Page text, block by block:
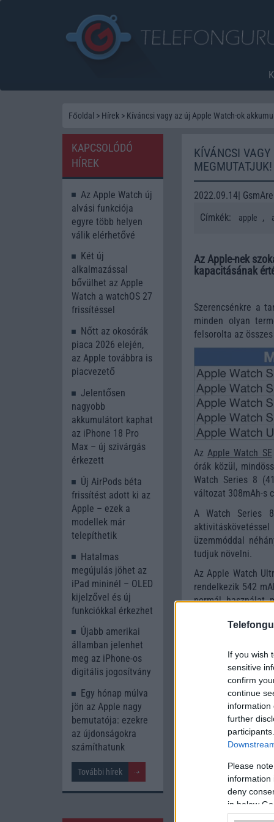
If you wish
sensitive
confirm
continue
information
further
Please
information
deny
in below
Főoldal > Hírek > Kíváncsi vagy az új Apple Watch-ok
KÍVÁNCSI
MEGMUTATJUK!
2022.09.14|
Címkék:
apple ,
Az Apple-nek
kapacitásának
Szerencsénkre a
minden olyan
felsorolta az
AzApple Watch SE
órák közül,
Watch Series 8
változat 308mAh-s
A Watch Series
üzemmóddal
tudjuk növelni.
Az Apple Watch
rendelkezik 542
normál használat
idén érkezik,
További friss
A cikkhez
GsmArena
KAPCSOLÓDÓ
HÍREK
Az Apple Watch új
alvási funkciója
egyre több helyen
válik elérhetővé
Két új
alkalmazással
bővülhet az Apple
Watch a watchOS 27
frissítéssel
Nőtt az okosórák
piaca 2026 elején,
az Apple továbbra is
piacvezető
Jelentősen
nagyobb
akkumulátort kaphat
az iPhone 18 Pro
Max – új szivárgás
érkezett
Új AirPods béta
frissítést adott ki az
Apple – ezek a
modellek már
telepíthetik
Hatalmas
megújulás jöhet az
iPad mininél – OLED
kijelzővel és új
funkciókkal érkezhet
Újabb amerikai
államban jelenhet
meg az iPhone-os
digitális jogosítvány
Egy hónap múlva
jön az Apple nagy
bemutatója: ezekre
az újdonságokra
számíthatunk
További hírek